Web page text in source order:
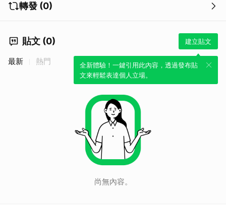
轉發 (0)
貼文 (0) 建立貼文
全新體驗！一鍵引用此內容，透過發布貼
文來輕鬆表達個人立場。
最新 熱門
尚無內容。